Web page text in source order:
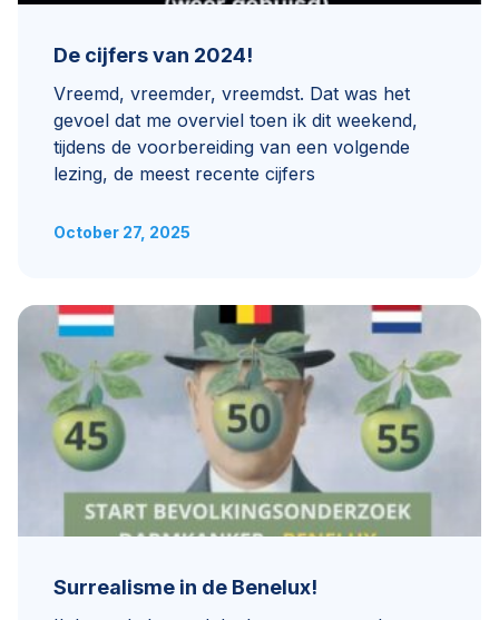
De cijfers van 2024!
Vreemd, vreemder, vreemdst. Dat was het
gevoel dat me overviel toen ik dit weekend,
tijdens de voorbereiding van een volgende
lezing, de meest recente cijfers
October 27, 2025
Surrealisme in de Benelux!